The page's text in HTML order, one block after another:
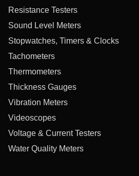
Resistance Testers
Sound Level Meters
Stopwatches, Timers & Clocks
Tachometers
Thermometers
Thickness Gauges
Vibration Meters
Videoscopes
Voltage & Current Testers
Water Quality Meters